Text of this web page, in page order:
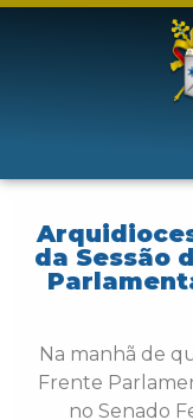
da Sessão
Na manhã de
Frente
no Senado